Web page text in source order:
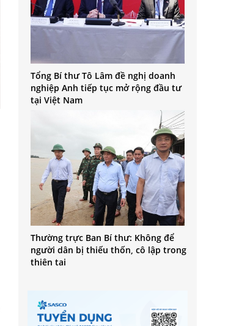
Tổng Bí thư Tô Lâm đề nghị doanh
nghiệp Anh tiếp tục mở rộng đầu tư
tại Việt Nam
Thường trực Ban Bí thư: Không để
người dân bị thiếu thốn, cô lập trong
thiên tai